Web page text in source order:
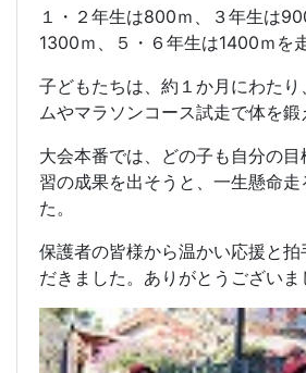
１・２年生は800ｍ、３年生は
1300ｍ、５・６年生は1400ｍを
子どもたちは、約１か月にわたり
ムやマラソンコース試走で体を鍛
大会本番では、どの子も自分の
習の成果を出そうと、一生懸命
た。
保護者の皆様から温かい応援と拍
だきました。ありがとうございま